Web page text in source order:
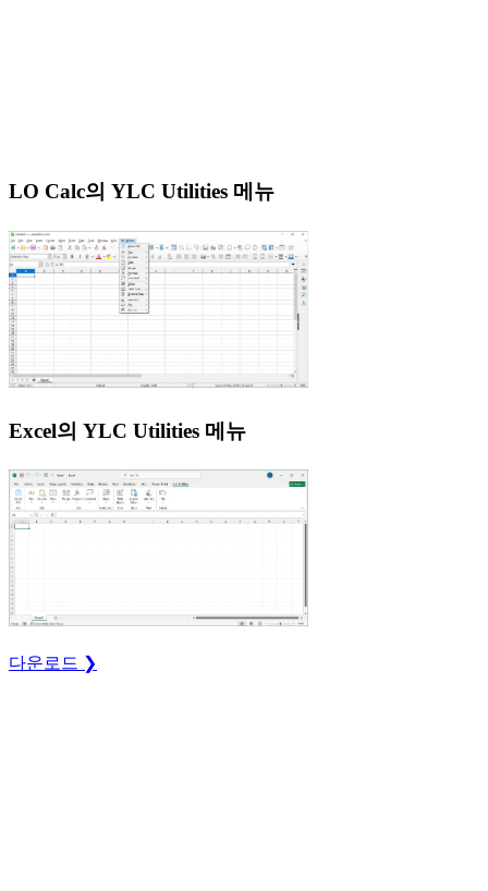
LO Calc의 YLC Utilities 메뉴
Excel의 YLC Utilities 메뉴
다운로드 ❯